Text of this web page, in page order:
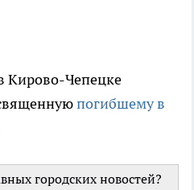
Кирово-Чепецке
погибшему в
городских новостей?